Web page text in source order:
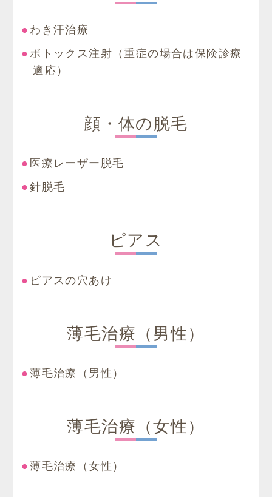
わき汗治療
ボトックス注射（重症の場合は保険診療
適応）
顔・体の脱毛
医療レーザー脱毛
針脱毛
ピアス
ピアスの穴あけ
薄毛治療（男性）
薄毛治療（男性）
薄毛治療（女性）
薄毛治療（女性）